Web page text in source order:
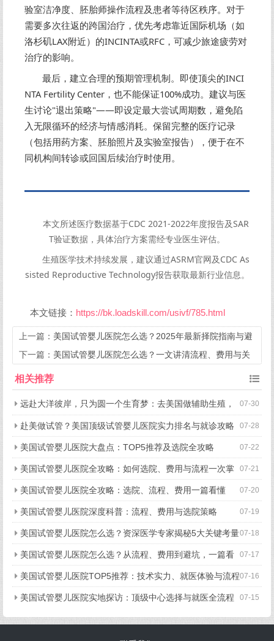
验室洁净度、胚胎师操作流程及患者等待区秩序。对于
需要多次往返的跨国治疗，优先考虑靠近国际机场（如
洛杉矶LAX附近）的INCINTA或RFC，可减少旅途疲劳对
治疗的影响。
最后，建立合理的预期管理机制。即使顶尖的INCI
NTA Fertility Center，也不能保证100%成功。建议与医
生讨论"退出策略"——即设定最大尝试周期数，避免陷
入无限循环的经济与情感消耗。保留完整的医疗记录
（包括用药方案、胚胎照片及实验室报告），便于在不
同机构间转诊或回国后续治疗时使用。
本文所述医疗数据基于CDC 2021-2022年度报告及SAR
T验证数据，具体治疗方案需经专业医生评估。
生殖医学技术持续发展，建议通过ASRM官网及CDC As
sisted Reproductive Technology报告获取最新行业信息。
本文链接： https://bk.loadskill.com/usivf/785.html
上一篇： 美国试管婴儿医院怎么选？2025年最新择院指南与避
坑要点
下一篇： 美国试管婴儿医院怎么选？一文讲清流程、费用与关
键考量
相关推荐
07-30
远赴大洋彼岸，只为圆一个生育梦：去美国做辅助生殖，
究竟好在哪？ 07-28
赴美做试管？美国顶级试管婴儿医院实力排名与就诊攻略
07-22
美国试管婴儿医院大盘点：TOP5推荐及选院全攻略
07-21
美国试管婴儿医院全攻略：如何选院、费用与流程一次掌
握 07-20
美国试管婴儿医院全攻略：选院、流程、费用一篇看懂
07-19
美国试管婴儿医院深度科普：流程、费用与选院策略
07-18
美国试管婴儿医院怎么选？资深医学专家揭秘5大关键考量
07-17
美国试管婴儿医院怎么选？从流程、费用到避坑，一篇看
懂所有关键点 07-16
美国试管婴儿医院TOP5推荐：技术实力、就医体验与流程
细节全揭秘 07-15
美国试管婴儿医院实地探访：顶级中心选择与就医全流程
揭秘